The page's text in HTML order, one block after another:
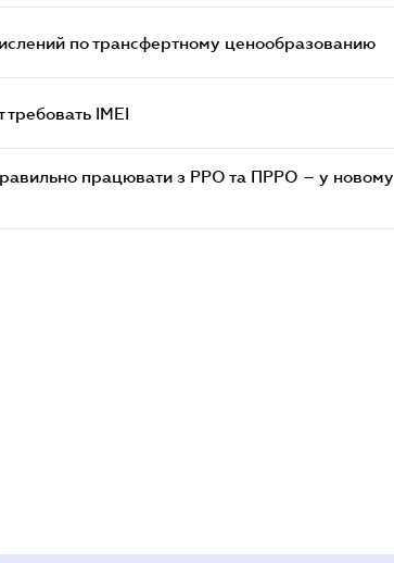
по трансфертному ценообразованию
IMEI
працювати з РРО та ПРРО – у новому